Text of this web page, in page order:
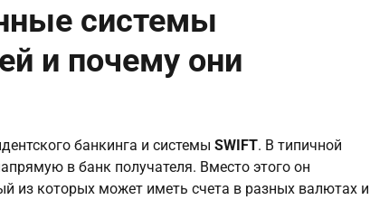
системы
и почему они
банкинга и системы SWIFT. В типичной
в банк получателя. Вместо этого он
из которых может иметь счета в разных валютах и